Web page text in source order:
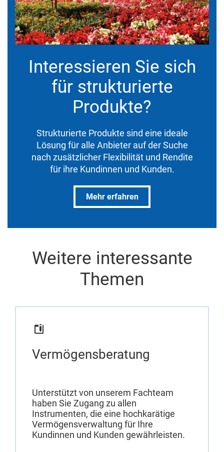
Interessieren Sie sich
für strukturierte
Produkte?
Strukturierte Produkte sind eine ideale
Lösung für alle Anbieter auf der Suche
nach zusätzlicher Flexibilität und Rendite
für ihre Kundinnen und Kunden.
Mehr erfahren
Weitere interessante
Themen
Vermögensberatung
Unterstützt von unserem Fachteam
haben Sie Zugang zu allen
Instrumenten, die eine hochkarätige
Vermögensverwaltung für Ihre
Kundinnen und Kunden gewährleisten.